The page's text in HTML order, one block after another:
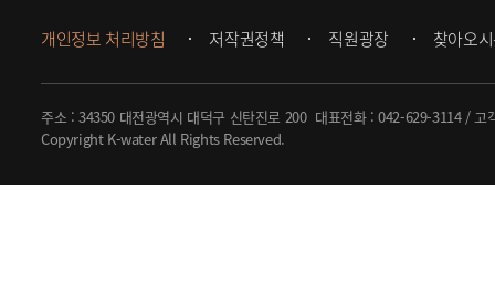
개인정보 처리방침 저작권정책 직원광장 찾아오
주소 : 34350 대전광역시 대덕구 신탄진로 200 대표전화 :042-629-3114/ 고
Copyright K-water All Rights Reserved.